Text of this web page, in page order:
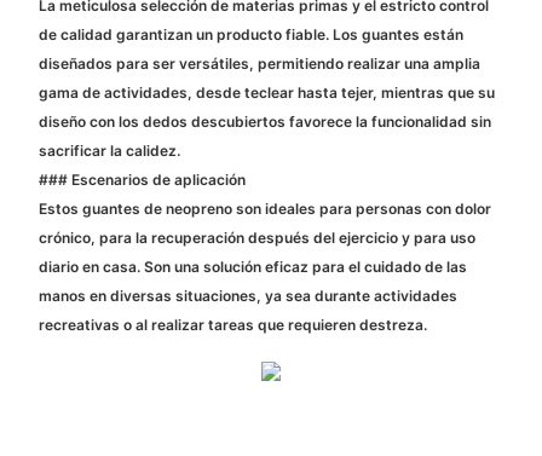
La meticulosa selección de materias primas y el estricto control
de calidad garantizan un producto fiable. Los guantes están
diseñados para ser versátiles, permitiendo realizar una amplia
gama de actividades, desde teclear hasta tejer, mientras que su
diseño con los dedos descubiertos favorece la funcionalidad sin
sacrificar la calidez.
### Escenarios de aplicación
Estos guantes de neopreno son ideales para personas con dolor
crónico, para la recuperación después del ejercicio y para uso
diario en casa. Son una solución eficaz para el cuidado de las
manos en diversas situaciones, ya sea durante actividades
recreativas o al realizar tareas que requieren destreza.